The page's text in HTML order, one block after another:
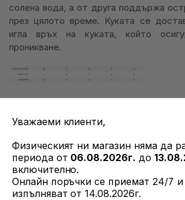
солена вода, а от друга поддържа
през цялото време. Куката се
игла връх на куката, който
проникване.
ОЩЕ ОТ ТОЗИ
Уважаеми клиенти,
Физическият ни магазин няма да
периода от 06.08.2026г. до
включително.
Онлайн поръчки се приемат 24/7
изпълняват от 14.08.2026г.